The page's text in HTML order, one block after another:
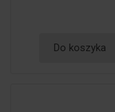
Do koszyka